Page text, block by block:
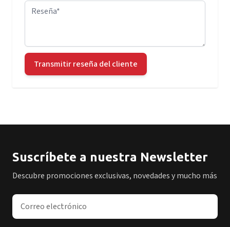
Reseña
Transmitir reseña del cliente
Suscríbete a nuestra Newsletter
Descubre promociones exclusivas, novedades y mucho más
Dirección de correo electrónico